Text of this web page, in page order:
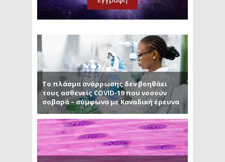
Το πλάσμα ανάρρωσης δεν βοηθάει
τους ασθενείς COVID-19 που νοσούν
σοβαρά – σύμφωνα με Καναδική έρευνα